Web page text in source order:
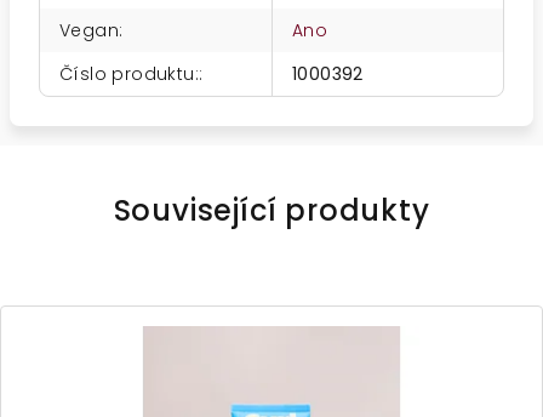
Vegan:
Ano
Číslo produktu:: 1000392
Související produkty